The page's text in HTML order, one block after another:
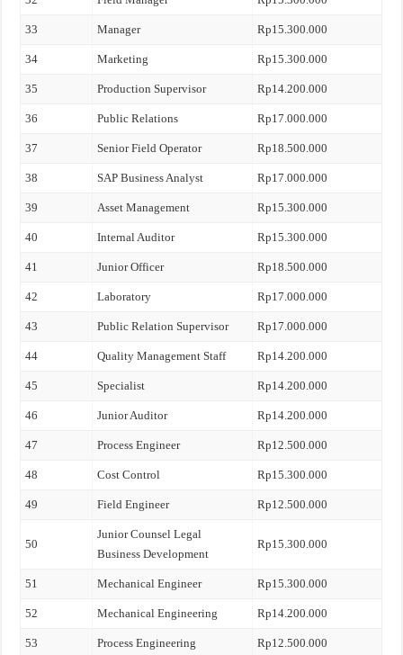
33 Manager Rp15.300.000
34 Marketing Rp15.300.000
35 Production Supervisor Rp14.200.000
36 Public Relations Rp17.000.000
37 Senior Field Operator Rp18.500.000
38 SAP Business Analyst Rp17.000.000
39 Asset Management Rp15.300.000
40 Internal Auditor Rp15.300.000
41 Junior Officer Rp18.500.000
42 Laboratory Rp17.000.000
43 Public Relation Supervisor Rp17.000.000
44 Quality Management Staff Rp14.200.000
45 Specialist Rp14.200.000
46 Junior Auditor Rp14.200.000
47 Process Engineer Rp12.500.000
48 Cost Control Rp15.300.000
49 Field Engineer Rp12.500.000
50
Junior Counsel Legal
Business Development
Rp15.300.000
51 Mechanical Engineer Rp15.300.000
52 Mechanical Engineering Rp14.200.000
53 Process Engineering Rp12.500.000